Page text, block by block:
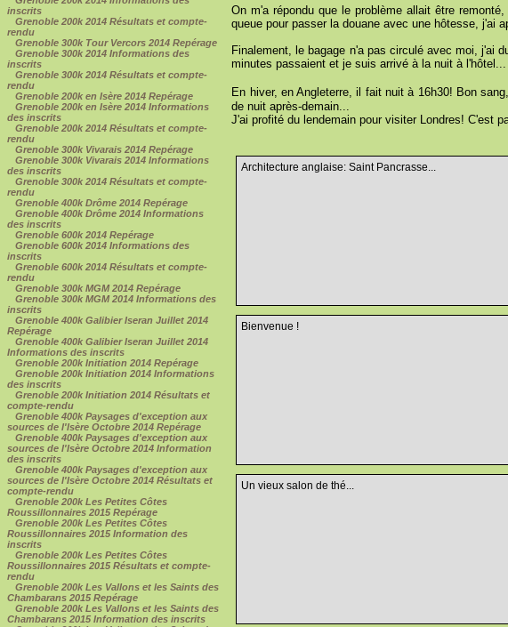
inscrits
Grenoble 200k 2014 Résultats et compte-
rendu
Grenoble 300k Tour Vercors 2014 Repérage
Grenoble 300k 2014 Informations des
inscrits
Grenoble 300k 2014 Résultats et compte-
rendu
Grenoble 200k en Isère 2014 Repérage
Grenoble 200k en Isère 2014 Informations
des inscrits
Grenoble 200k 2014 Résultats et compte-
rendu
Grenoble 300k Vivarais 2014 Repérage
Grenoble 300k Vivarais 2014 Informations
des inscrits
Grenoble 300k 2014 Résultats et compte-
rendu
Grenoble 400k Drôme 2014 Repérage
Grenoble 400k Drôme 2014 Informations
des inscrits
Grenoble 600k 2014 Repérage
Grenoble 600k 2014 Informations des
inscrits
Grenoble 600k 2014 Résultats et compte-
rendu
Grenoble 300k MGM 2014 Repérage
Grenoble 300k MGM 2014 Informations des
inscrits
Grenoble 400k Galibier Iseran Juillet 2014
Repérage
Grenoble 400k Galibier Iseran Juillet 2014
Informations des inscrits
Grenoble 200k Initiation 2014 Repérage
Grenoble 200k Initiation 2014 Informations
des inscrits
Grenoble 200k Initiation 2014 Résultats et
compte-rendu
Grenoble 400k Paysages d'exception aux
sources de l'Isère Octobre 2014 Repérage
Grenoble 400k Paysages d'exception aux
sources de l'Isère Octobre 2014 Information
des inscrits
Grenoble 400k Paysages d'exception aux
sources de l'Isère Octobre 2014 Résultats et
compte-rendu
Grenoble 200k Les Petites Côtes
Roussillonnaires 2015 Repérage
Grenoble 200k Les Petites Côtes
Roussillonnaires 2015 Information des
inscrits
Grenoble 200k Les Petites Côtes
Roussillonnaires 2015 Résultats et compte-
rendu
Grenoble 200k Les Vallons et les Saints des
Chambarans 2015 Repérage
Grenoble 200k Les Vallons et les Saints des
Chambarans 2015 Information des inscrits
On m'a répondu que le problème allait être
queue pour passer la douane avec une hôtesse, j'ai
Finalement, le bagage n'a pas circulé avec moi, j'ai
minutes passaient et je suis arrivé à la nuit à l'hôtel...
En hiver, en Angleterre, il fait nuit à 16h30! Bon
de nuit après-demain...
J'ai profité du lendemain pour visiter Londres! C'est
Architecture anglaise: Saint Pancrasse...
Bienvenue !
Un vieux salon de thé...